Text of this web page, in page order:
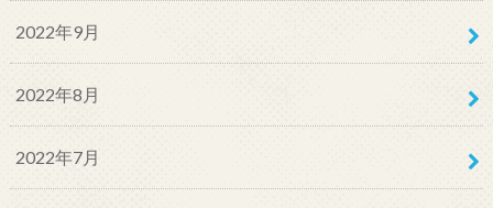
2022年9月
2022年8月
2022年7月